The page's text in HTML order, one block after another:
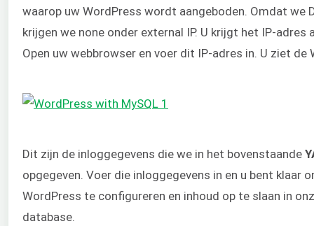
waarop uw WordPress wordt aangeboden. Omdat we
krijgen we none onder external IP. U krijgt het IP-adres
Open uw webbrowser en voer dit IP-adres in. U ziet de
Dit zijn de inloggegevens die we in het bovenstaande
opgegeven. Voer die inloggegevens in en u bent klaar
WordPress te configureren en inhoud op te slaan in
database.